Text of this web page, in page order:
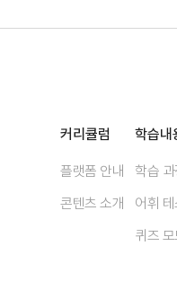
커리큘럼
플랫폼 안내
콘텐츠 소개
학습내
학습
어휘
퀴즈